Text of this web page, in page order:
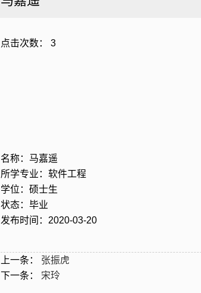
点击次数： 3
名称：马嘉遥
所学专业：软件工程
学位：硕士生
状态：毕业
发布时间：2020-03-20
上一条： 张振虎
下一条： 宋玲